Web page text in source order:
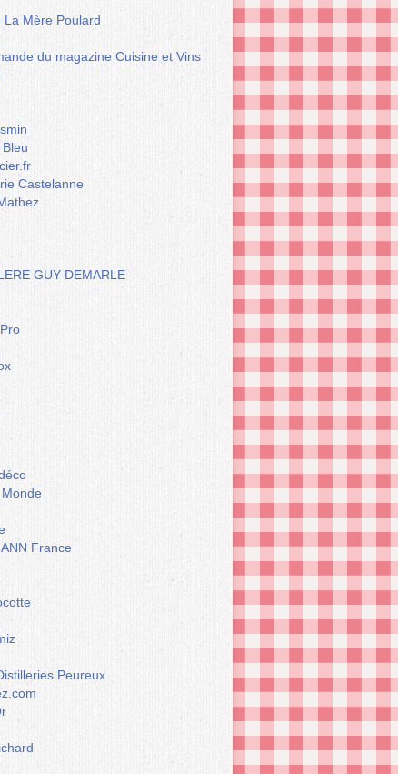
La Mère Poulard
du magazine Cuisine et Vins
Castelanne
GUY DEMARLE
France
Peureux